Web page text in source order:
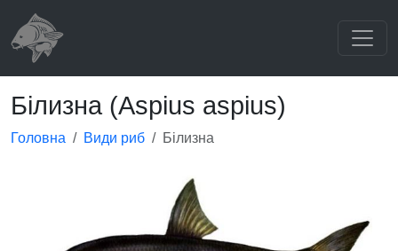
Білизна (Aspius aspius)
Головна Види риб Білизна